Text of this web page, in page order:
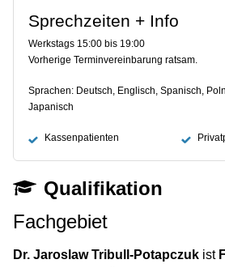
Sprechzeiten + Info
Werkstags 15:00 bis 19:00
Vorherige Terminvereinbarung ratsam.
Sprachen: Deutsch, Englisch, Spanisch,
Japanisch
Kassenpatienten
Qualifikation
Fachgebiet
Dr. Jaroslaw Tribull-Potapczuk ist